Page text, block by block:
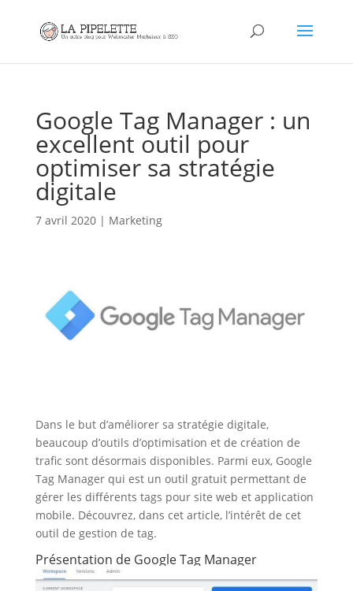
Google Tag Manager : un
excellent outil pour
optimiser sa stratégie
digitale
7 avril 2020| Marketing
Dans le but d’améliorer sa stratégie digitale,
beaucoup d’outils d’optimisation et de création de
trafic sont désormais disponibles. Parmi eux, Google
Tag Manager qui est un outil gratuit permettant de
gérer les différents tags pour site web et application
mobile. Découvrez, dans cet article, l’intérêt de cet
outil de gestion de tag.
Présentation de Google Tag Manager